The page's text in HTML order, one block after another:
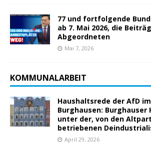
77 und fortfolgende
ab 7. Mai 2026, die
Abgeordneten
Mai 7, 2026
KOMMUNALARBEIT
Haushaltsrede der AfD
Burghausen: Burghauser
unter der, von den
betriebenen
April 29, 2026